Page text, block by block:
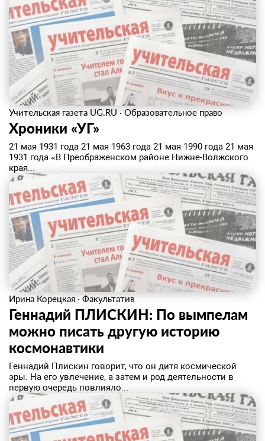
Учительская газета UG.RU · Образовательное право
Хроники «УГ»
21 мая 1931 года 21 мая 1963 года 21 мая 1990 года 21 мая
1931 года «В Преображенском районе Нижне-Волжского
края...
Ирина Корецкая · Факультатив
Геннадий ПЛИСКИН: По вымпелам
можно писать другую историю
космонавтики
Геннадий Плискин говорит, что он дитя космической
эры. На его увлечение, а затем и род деятельности в
первую очередь повлияло...